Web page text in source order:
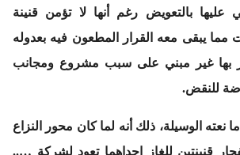
عليها بالتعويض رغم أنها لا تؤمن قنينة
مما يبقى معه القرار المطعون فيه بعدوله
بها غير مبني على سبب مشروع ومجانب
للنقض.
نعته الوسيلة، ذلك أنه لما كان محور النزاع
قنينتين للغاز إحداهما تعود لشركة …..